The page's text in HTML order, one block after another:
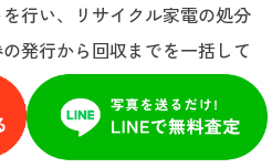
行い、リサイクル家電の処分
発行から回収までを一括して